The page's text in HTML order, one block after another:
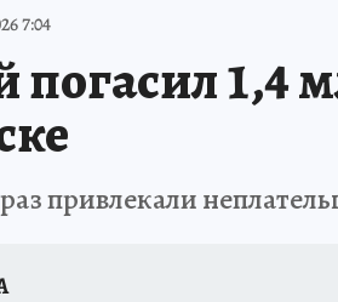
ЗАПОВЕДНАЯ РОССИЯ
7:04
погасил 1,4
привлекали